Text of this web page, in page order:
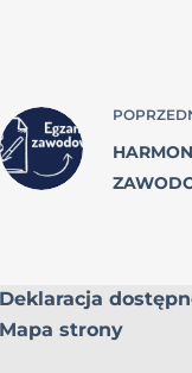
Deklaracja
Mapa strony